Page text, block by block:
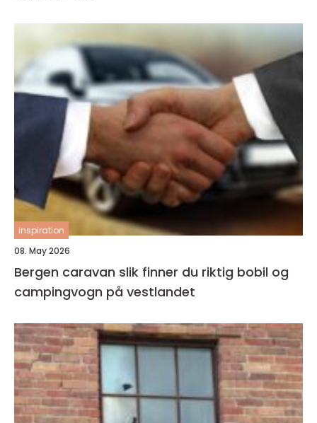
inspiration
08. May 2026
Bergen caravan slik finner du riktig bobil og
campingvogn på vestlandet